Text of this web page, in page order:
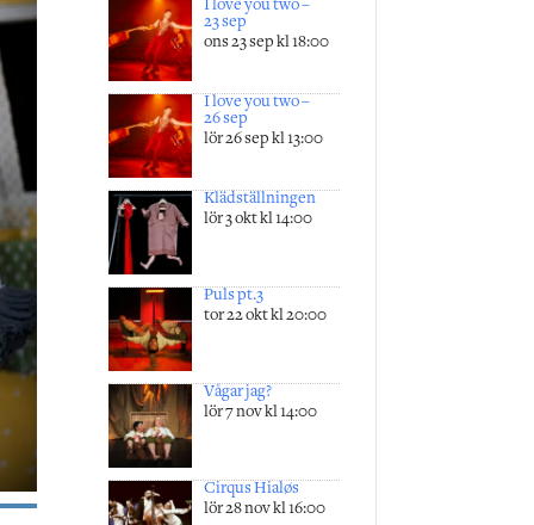
I love you two –
23 sep
ons 23 sep kl 18:00
I love you two –
26 sep
lör 26 sep kl 13:00
Klädställningen
lör 3 okt kl 14:00
Puls pt.3
tor 22 okt kl 20:00
Vågar jag?
lör 7 nov kl 14:00
Cirqus Hialøs
lör 28 nov kl 16:00